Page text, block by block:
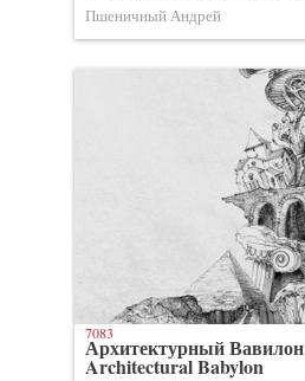
Пшеничный Андрей
Архитектурный Вавилон
Architectural Babylon
7083